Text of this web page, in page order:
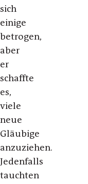
sich
einige
betrogen,
aber
er
schaffte
es,
viele
neue
Gläubige
anzuziehen.
Jedenfalls
tauchten